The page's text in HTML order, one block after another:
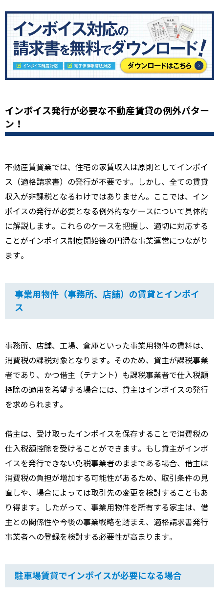
インボイス発行が必要な不動産賃貸の例外パター
ン！
不動産賃貸業では、住宅の家賃収入は原則としてインボイ
ス（適格請求書）の発行が不要です。しかし、全ての賃貸
収入が非課税となるわけではありません。ここでは、イン
ボイスの発行が必要となる例外的なケースについて具体的
に解説します。これらのケースを把握し、適切に対応する
ことがインボイス制度開始後の円滑な事業運営につながり
ます。
事業用物件（事務所、店舗）の賃貸とインボイ
ス
事務所、店舗、工場、倉庫といった事業用物件の賃料は、
消費税の課税対象となります。そのため、貸主が課税事業
者であり、かつ借主（テナント）も課税事業者で仕入税額
控除の適用を希望する場合には、貸主はインボイスの発行
を求められます。
借主は、受け取ったインボイスを保存することで消費税の
仕入税額控除を受けることができます。もし貸主がインボ
イスを発行できない免税事業者のままである場合、借主は
消費税の負担が増加する可能性があるため、取引条件の見
直しや、場合によっては取引先の変更を検討することもあ
り得ます。したがって、事業用物件を所有する家主は、借
主との関係性や今後の事業戦略を踏まえ、適格請求書発行
事業者への登録を検討する必要性が高まります。
駐車場賃貸でインボイスが必要になる場合